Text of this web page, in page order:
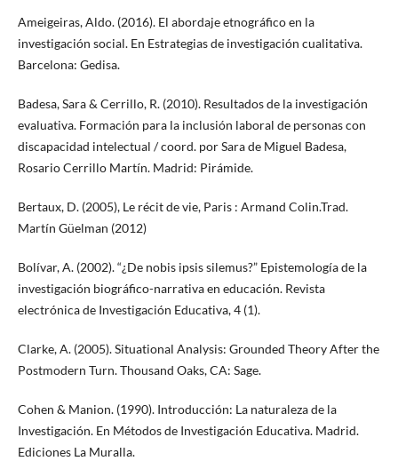
Ameigeiras, Aldo. (2016). El abordaje etnográfico en la
investigación social. En Estrategias de investigación cualitativa.
Barcelona: Gedisa.
Badesa, Sara & Cerrillo, R. (2010). Resultados de la investigación
evaluativa. Formación para la inclusión laboral de personas con
discapacidad intelectual / coord. por Sara de Miguel Badesa,
Rosario Cerrillo Martín. Madrid: Pirámide.
Bertaux, D. (2005), Le récit de vie, Paris : Armand Colin.Trad.
Martín Güelman (2012)
Bolívar, A. (2002). “¿De nobis ipsis silemus?” Epistemología de la
investigación biográfico-narrativa en educación. Revista
electrónica de Investigación Educativa, 4 (1).
Clarke, A. (2005). Situational Analysis: Grounded Theory After the
Postmodern Turn. Thousand Oaks, CA: Sage.
Cohen & Manion. (1990). Introducción: La naturaleza de la
Investigación. En Métodos de Investigación Educativa. Madrid.
Ediciones La Muralla.